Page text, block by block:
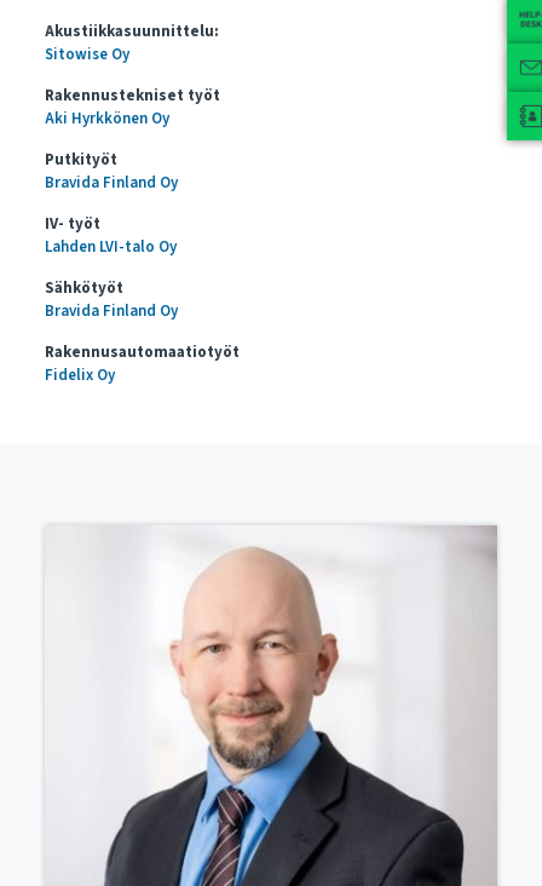
Akustiikkasuunnittelu:
Sitowise Oy
Rakennustekniset työt
Aki Hyrkkönen Oy
Putkityöt
Bravida Finland Oy
IV- työt
Lahden LVI-talo Oy
Sähkötyöt
Bravida Finland Oy
Rakennusautomaatiotyöt
Fidelix Oy